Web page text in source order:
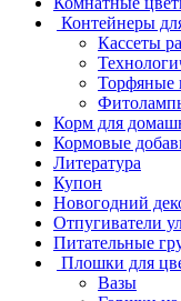
Контейнеры
Кассеты
Торфяные
Корм для
Кормовые
Литература
Купон
Новогодний
Отпугиватели
Питательные
Плошки для
Вазы